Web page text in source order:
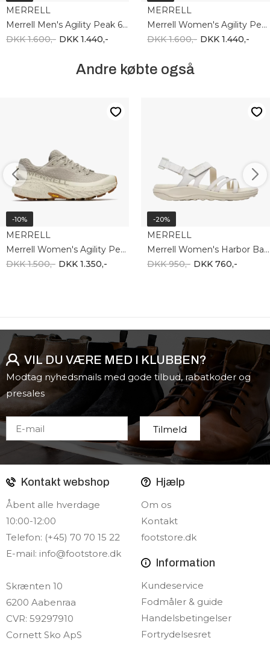
MERRELL
Merrell Men's Agility Peak 6 GTX J00003274
DKK 1.600,- DKK 1.440,-
MERRELL
Merrell Women's Agility Peak 6 GTX J00003277
DKK 1.600,- DKK 1.440,-
Andre købte også
-10%
MERRELL
Merrell Women's Agility Peak 5 GTX J068702
DKK 1.500,- DKK 1.350,-
-20%
MERRELL
Merrell Women's Harbor Backstrap J008364
DKK 950,- DKK 760,-
VIL DU VÆRE MED I KLUBBEN?
Modtag nyhedsmails med gode tilbud, rabatkoder og
presales
Kontakt webshop
Åbent alle hverdage
10:00-12:00
Telefon: (+45) 70 70 15 22
E-mail: info@footstore.dk
Skrænten 10
6200 Aabenraa
CVR: 59297910
Cornett Sko ApS
Hjælp
Om os
Kontakt
footstore.dk
Information
Kundeservice
Fodmåler & guide
Handelsbetingelser
Fortrydelsesret